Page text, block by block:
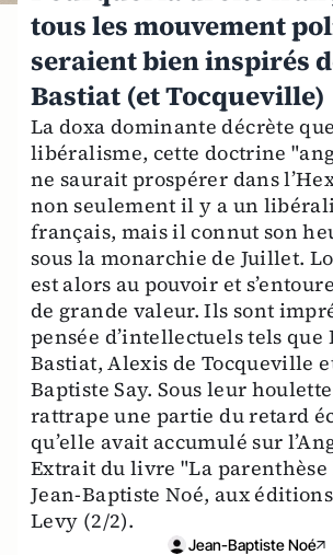
tous les mouvement
seraient bien inspirés
Bastiat (et Tocqueville)
La doxa dominante décrète
libéralisme, cette doctrine
ne saurait prospérer dans
non seulement il y a un
français, mais il connut son
sous la monarchie de Juillet.
est alors au pouvoir et
de grande valeur. Ils sont
pensée d’intellectuels tels que
Bastiat, Alexis de Tocqueville
Baptiste Say. Sous leur
rattrape une partie du retard
qu’elle avait accumulé sur
Extrait du livre "La
Jean-Baptiste Noé, aux
Levy (2/2).
Jean-Baptiste Noé